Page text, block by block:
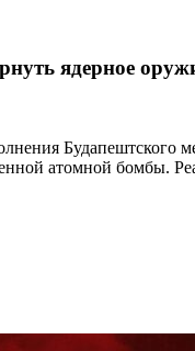
ядерное
атомной бомбы.